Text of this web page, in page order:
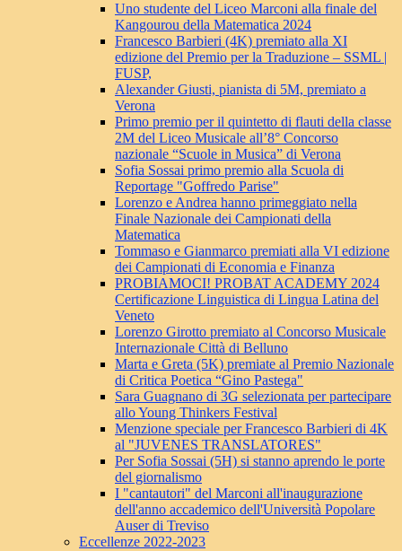
Uno studente del Liceo Marconi alla finale del
Kangourou della Matematica 2024
Francesco Barbieri (4K) premiato alla XI
edizione del Premio per la Traduzione – SSML |
FUSP,
Alexander Giusti, pianista di 5M, premiato a
Verona
Primo premio per il quintetto di flauti della classe
2M del Liceo Musicale all’8° Concorso
nazionale “Scuole in Musica” di Verona
Sofia Sossai primo premio alla Scuola di
Reportage "Goffredo Parise"
Lorenzo e Andrea hanno primeggiato nella
Finale Nazionale dei Campionati della
Matematica
Tommaso e Gianmarco premiati alla VI edizione
dei Campionati di Economia e Finanza
PROBIAMOCI! PROBAT ACADEMY 2024
Certificazione Linguistica di Lingua Latina del
Veneto
Lorenzo Girotto premiato al Concorso Musicale
Internazionale Città di Belluno
Marta e Greta (5K) premiate al Premio Nazionale
di Critica Poetica “Gino Pastega"
Sara Guagnano di 3G selezionata per partecipare
allo Young Thinkers Festival
Menzione speciale per Francesco Barbieri di 4K
al "JUVENES TRANSLATORES"
Per Sofia Sossai (5H) si stanno aprendo le porte
del giornalismo
I "cantautori" del Marconi all'inaugurazione
dell'anno accademico dell'Università Popolare
Auser di Treviso
Eccellenze 2022-2023